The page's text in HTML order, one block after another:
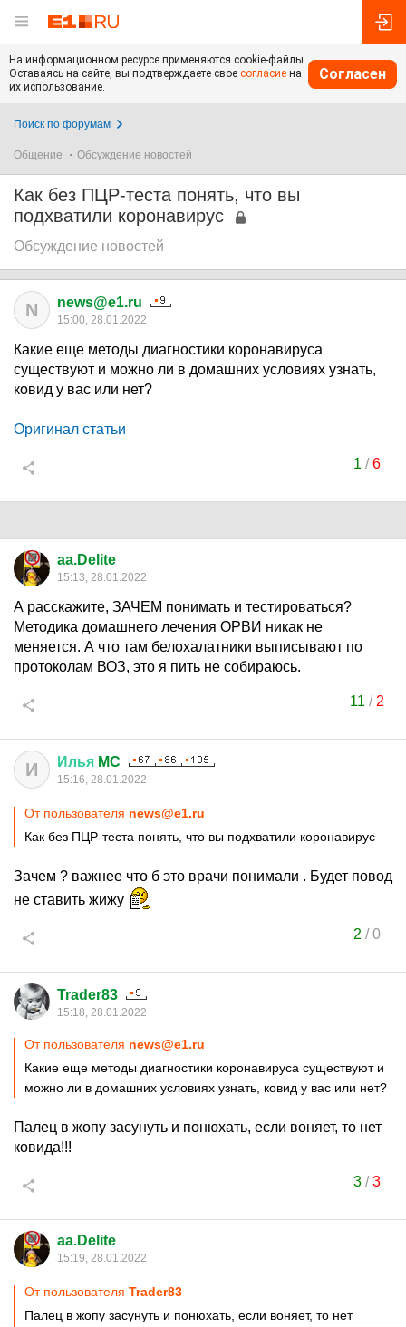
На информационном ресурсе применяются cookie-файлы.
Оставаясь на сайте, вы подтверждаете свое согласие на
их использование.
Согласен
Поиск по форумам
Общение Обсуждение новостей
Как без ПЦР-теста понять, что вы
подхватили коронавирус
Обсуждение новостей
N news@e1.ru
15:00, 28.01.2022
Какие еще методы диагностики коронавируса
существуют и можно ли в домашних условиях узнать,
ковид у вас или нет?
Оригинал статьи
1 /6
aa.Delite
15:13, 28.01.2022
А расскажите, ЗАЧЕМ понимать и тестироваться?
Методика домашнего лечения ОРВИ никак не
меняется. А что там белохалатники выписывают по
протоколам ВОЗ, это я пить не собираюсь.
11 / 2
И Илья MC
15:16, 28.01.2022
От пользователя news@e1.ru
Как без ПЦР-теста понять, что вы подхватили коронавирус
Зачем ? важнее что б это врачи понимали . Будет повод
не ставить жижу
2 /0
Trader83
15:18, 28.01.2022
От пользователя news@e1.ru
Какие еще методы диагностики коронавируса существуют и
можно ли в домашних условиях узнать, ковид у вас или нет?
Палец в жопу засунуть и понюхать, если воняет, то нет
ковида!!!
3/3
aa.Delite
15:19, 28.01.2022
От пользователя Trader83
Палец в жопу засунуть и понюхать, если воняет, то нет